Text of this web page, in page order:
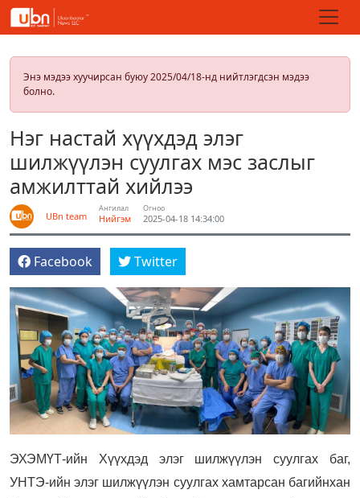
Энэ мэдээ хуучирсан буюу 2025/04/18-нд нийтлэгдсэн мэдээ
болно.
Нэг настай хүүхдэд элэг
шилжүүлэн суулгах мэс заслыг
амжилттай хийлээ
UBn team
Ангилал
Нийгэм
Огноо
2025-04-18 14:34:00
Facebook Twitter
ЭХЭМҮТ-ийн Хүүхдэд элэг шилжүүлэн суулгах баг,
УНТЭ-ийн элэг шилжүүлэн суулгах хамтарсан багийнхан